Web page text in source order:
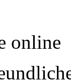
online